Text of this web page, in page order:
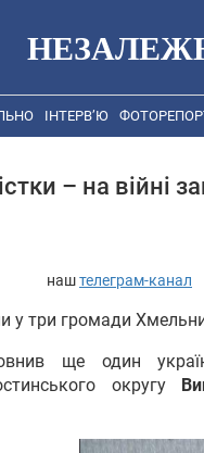
ІНТЕРВ’Ю
– на війні
наштелеграм-канал
у три громади
ще один
округу